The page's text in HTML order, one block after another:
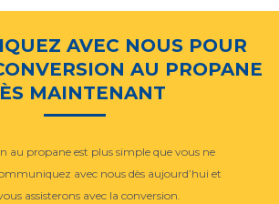
AVEC NOUS POUR
AU PROPANE
MAINTENANT
au propane est plus simple que vous ne
avec nous dès aujourd’hui et
assisterons avec la conversion.